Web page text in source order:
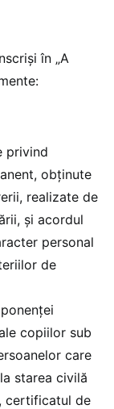
în „A
privind
obținute
realizate de
și acordul
personal
de
copiilor sub
care
starea civilă
certificatul de